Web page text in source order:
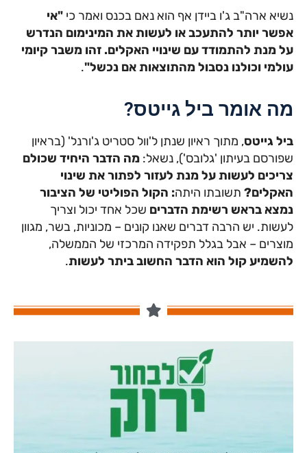
נשיא ארה"ב ג'ו ביידן אף הוא נאם בכנס ואמר כי "אי
אפשר יותר להתעכב או לעשות את המינימום הנדרש
על מנת להתמודד עם שינויי האקלים. זהו משבר קיומי
עולמי וכולנו נסבול מהתוצאות אם נכשל".
מה אומר ביל גייטס?
ביל גייטס, מתוך ראיון שנתן ל'וול סטריט ג'ורנל' (בראיון
שפורסם בעיתון 'גלובס'), נשאל: מה הדבר היחיד שכולם
צריכים לעשות על מנת לעזור לפתור את שינוי
האקלים? תשובתו היתה: הקול הפוליטי של הציבור
נמצא בראש רשימת הדברים שכל אחד יכול וצריך
לעשות. יש הרבה דברים שאנו קונים – מכוניות, בשר, מגוון
מוצרים – אבל בגלל תפקידה המרכזי של הממשלה,
להשמיע קול הוא הדבר החשוב ביתר לעשות.